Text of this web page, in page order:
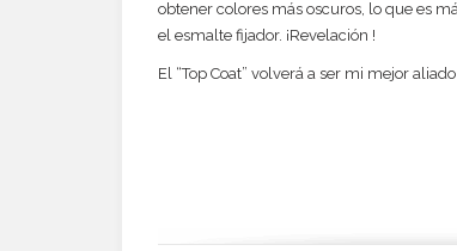
obtener colores más oscuros, lo que es
el esmalte fijador. ¡Revelación !
El “Top Coat” volverá a ser mi mejor